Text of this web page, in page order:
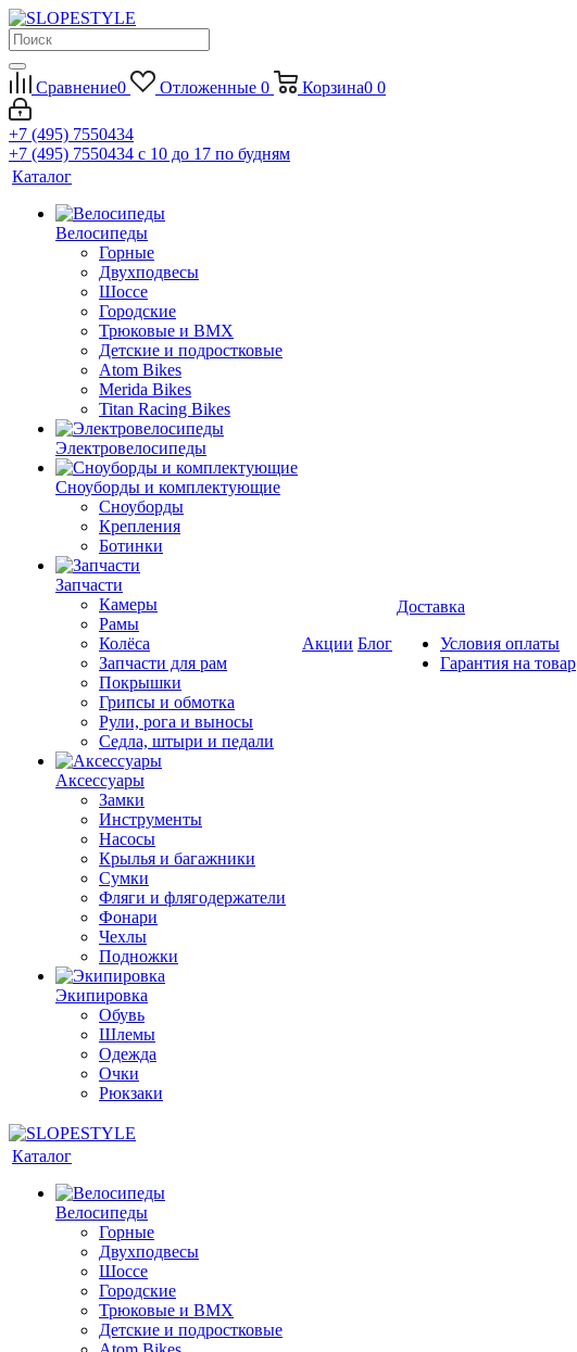
Сравнение0 Отложенные 0 Корзина0 0
+7 (495) 7550434
+7 (495) 7550434 с 10 до 17 по будням
Каталог
Велосипеды
Горные
Двухподвесы
Шоссе
Городские
Трюковые и BMX
Детские и подростковые
Atom Bikes
Merida Bikes
Titan Racing Bikes
Электровелосипеды
Cноуборды и комплектующие
Сноуборды
Крепления
Ботинки
Запчасти
Камеры
Рамы
Колёса
Запчасти для рам
Покрышки
Грипсы и обмотка
Рули, рога и выносы
Седла, штыри и педали
Аксессуары
Замки
Инструменты
Насосы
Крылья и багажники
Сумки
Фляги и флягодержатели
Фонари
Чехлы
Подножки
Экипировка
Обувь
Шлемы
Одежда
Очки
Рюкзаки
Акции Блог
Доставка
Условия оплаты
Гарантия на товар
Каталог
Велосипеды
Горные
Двухподвесы
Шоссе
Городские
Трюковые и BMX
Детские и подростковые